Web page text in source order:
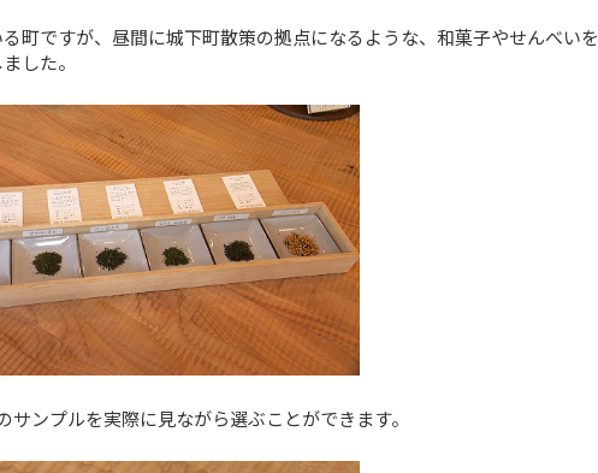
町ですが、昼間に城下町散策の拠点になるような、和菓子やせんべいを
した。
ンプルを実際に見ながら選ぶことができます。